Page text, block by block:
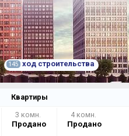
145 ход строительства
Квартиры
3 комн.
Продано
4 комн.
Продано